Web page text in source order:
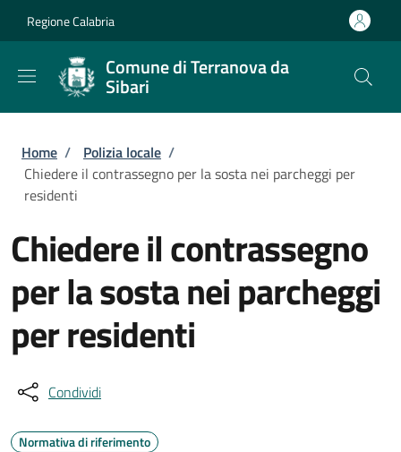
Regione Calabria
Comune di Terranova da
Sibari
Briciole di pane
Home / Polizia locale /
Chiedere il contrassegno per la sosta nei parcheggi per
residenti
Chiedere il contrassegno
per la sosta nei parcheggi
per residenti
Condividi
Normativa di riferimento